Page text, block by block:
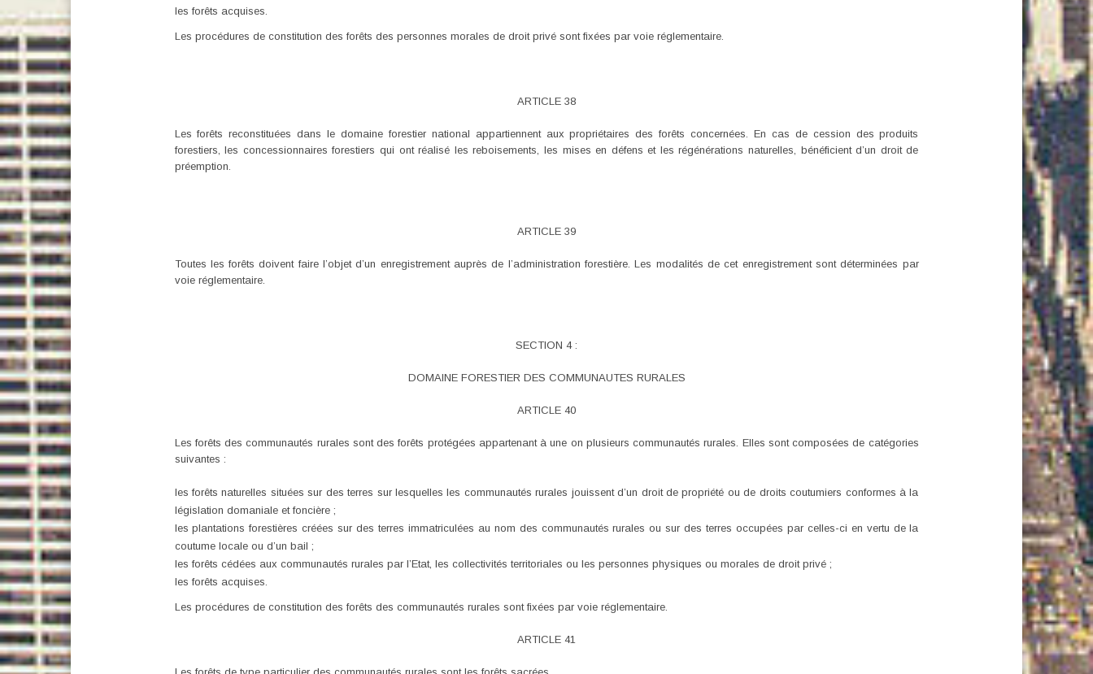
les forêts acquises.
Les procédures de constitution des forêts des personnes morales de droit privé sont fixées par voie réglementaire.
ARTICLE 38
Les forêts reconstituées dans le domaine forestier national appartiennent aux propriétaires des forêts concernées. En cas de cession des produits
forestiers, les concessionnaires forestiers qui ont réalisé les reboisements, les mises en défens et les régénérations naturelles, bénéficient d’un droit de
préemption.
ARTICLE 39
Toutes les forêts doivent faire l’objet d’un enregistrement auprès de l’administration forestière. Les modalités de cet enregistrement sont déterminées par
voie réglementaire.
SECTION 4 :
DOMAINE FORESTIER DES COMMUNAUTES RURALES
ARTICLE 40
Les forêts des communautés rurales sont des forêts protégées appartenant à une on plusieurs communautés rurales. Elles sont composées de catégories
suivantes :
les forêts naturelles situées sur des terres sur lesquelles les communautés rurales jouissent d’un droit de propriété ou de droits coutumiers conformes à la
législation domaniale et foncière ;
les plantations forestières créées sur des terres immatriculées au nom des communautés rurales ou sur des terres occupées par celles-ci en vertu de la
coutume locale ou d’un bail ;
les forêts cédées aux communautés rurales par l’Etat, les collectivités territoriales ou les personnes physiques ou morales de droit privé ;
les forêts acquises.
Les procédures de constitution des forêts des communautés rurales sont fixées par voie réglementaire.
ARTICLE 41